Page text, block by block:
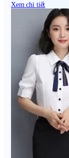
Xem chi tiết